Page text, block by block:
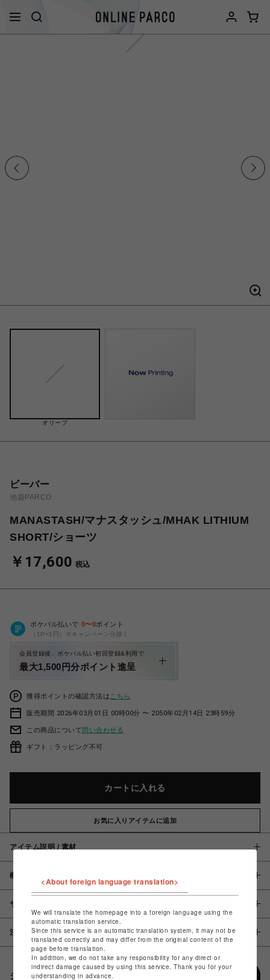
オリーブ
ビーバー
池袋PARCO
MANASTASH/マナスタッシュ/MHAK LITHIUM
SHORT/ショーツ
￥17,600 税込
ポケパル払いで 0〜0ポイント
（1P=1円）※キャンペーン分除く
会員登録後、ポケパル払い初回登録&利用で
最大1,500円分ポイント進呈
獲得ポイントの確認方法は こちら
販売期間 2026年03月01日 00時00分 〜 2050年02月14日 23時59分
この商品について問い合わせる
ギフト：ラッピング不可
カートに入れる
お気に入りアイテムに追加
アイテム説明 / 素材
概要
サイズ
注意事項
シェアする
<About foreign language translation>
We will translate the homepage into a foreign language using the
automatic translation service.
Since this service is an automatic translation system, it may not be
translated correctly and may differ from the original content of the
page before translation.
In addition, we do not take any responsibility for any direct or
indirect damage caused by using this service. Thank you for your
understanding in advance.